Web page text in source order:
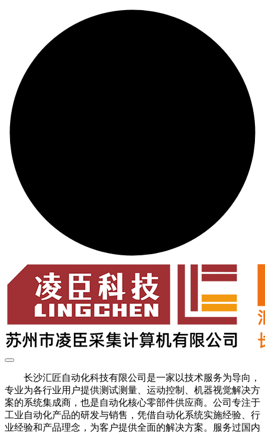
长沙汇匠自动化科技有限公司是一家以技术服务为导向，
专业为各行业用户提供测试测量、运动控制、机器视觉解决方
案的系统集成商，也是自动化核心零部件供应商。公司专注于
工业自动化产品的研发与销售，凭借自动化系统实施经验、行
业经验和产品理念，为客户提供全面的解决方案。服务过国内